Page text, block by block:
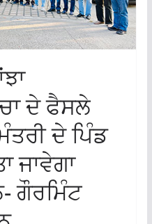
ਦੇ ਫੈਸਲੇ
ਦੇ ਪਿੰਡ
ਜਾਵੇਗਾ
ਗੌਰਮਿੰਟ